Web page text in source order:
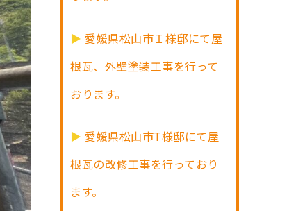
愛媛県松山市Ｉ様邸にて屋
根瓦、外壁塗装工事を行って
おります。
愛媛県松山市T様邸にて屋
根瓦の改修工事を行っており
ます。